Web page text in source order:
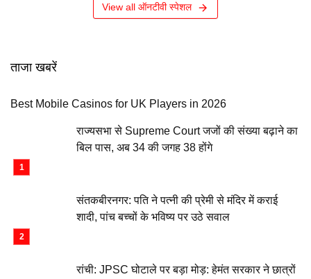
View all ऑनटीवी स्पेशल
ताजा खबरें
Best Mobile Casinos for UK Players in 2026
राज्यसभा से Supreme Court जजों की संख्या बढ़ाने का
बिल पास, अब 34 की जगह 38 होंगे
संतकबीरनगर: पति ने पत्नी की प्रेमी से मंदिर में कराई
शादी, पांच बच्चों के भविष्य पर उठे सवाल
रांची: JPSC घोटाले पर बड़ा मोड़: हेमंत सरकार ने छात्रों